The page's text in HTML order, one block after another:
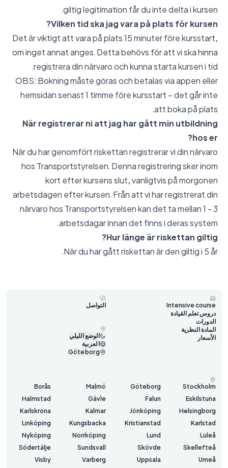
giltig legitimation får du inte delta i kursen.
Vilken tid ska jag vara på plats för kursen?
Det är viktigt att vara på plats 15 minuter före kursstart,
om inget annat anges. Detta behövs för att vi ska hinna
registrera din närvaro och kunna starta kursen i tid.
OBS: Bokning måste göras och betalas via appen eller
hemsidan senast 1 timme före kursstart – det går inte
att boka på plats.
När registrerar ni att jag har gått min utbildning
hos er?
När du har genomfört riskettan registrerar vi din närvaro
hos Transportstyrelsen. Denna registrering sker inom
kort efter kursens slut, vanligtvis på morgonen
arbetsdagen efter kursen. Från att vi har registrerat din
närvaro hos Transportstyrelsen kan det ta mellan 1 - 3
arbetsdagar innan det finns i deras system.
Hur länge är riskettan giltig?
När du har gått riskettan är den giltig i 5 år.
Intensive course
دروس تعلم القيادة
الدورات
المادة النظرية
الأسعار
التواصل
الوضع الليلي
العربية
Göteborg
Stockholm
Göteborg
Malmö
Borås
Eskilstuna
Falun
Gävle
Halmstad
Helsingborg
Jönköping
Kalmar
Karlskrona
Karlstad
Kristianstad
Kungsbacka
Linköping
Luleå
Lund
Norrköping
Nyköping
Skellefteå
Skövde
Sundsvall
Södertälje
Umeå
Uppsala
Varberg
Visby